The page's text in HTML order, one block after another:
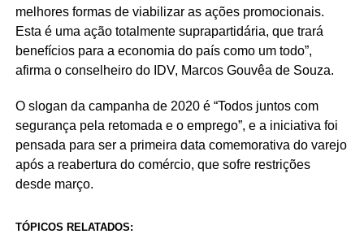
melhores formas de viabilizar as ações promocionais.
Esta é uma ação totalmente suprapartidária, que trará
benefícios para a economia do país como um todo”,
afirma o conselheiro do IDV, Marcos Gouvêa de Souza.
O slogan da campanha de 2020 é “Todos juntos com
segurança pela retomada e o emprego”, e a iniciativa foi
pensada para ser a primeira data comemorativa do varejo
após a reabertura do comércio, que sofre restrições
desde março.
TÓPICOS RELATADOS: